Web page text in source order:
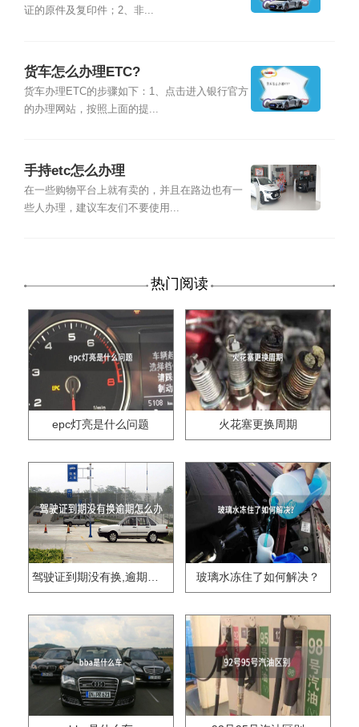
证的原件及复印件；2、非...
货车怎么办理ETC?
货车办理ETC的步骤如下：1、点击进入银行官方
的办理网站，按照上面的提...
手持etc怎么办理
在一些购物平台上就有卖的，并且在路边也有一
些人办理，建议车友们不要使用...
热门阅读
epc灯亮是什么问题 火花塞更换周期
驾驶证到期没有换,逾期怎么办?? 玻璃水冻住了如何解决？